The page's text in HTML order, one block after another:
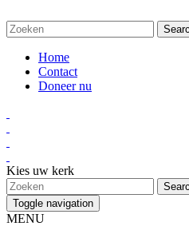
Home
Contact
Doneer nu
Kies uw kerk
Toggle navigation
MENU